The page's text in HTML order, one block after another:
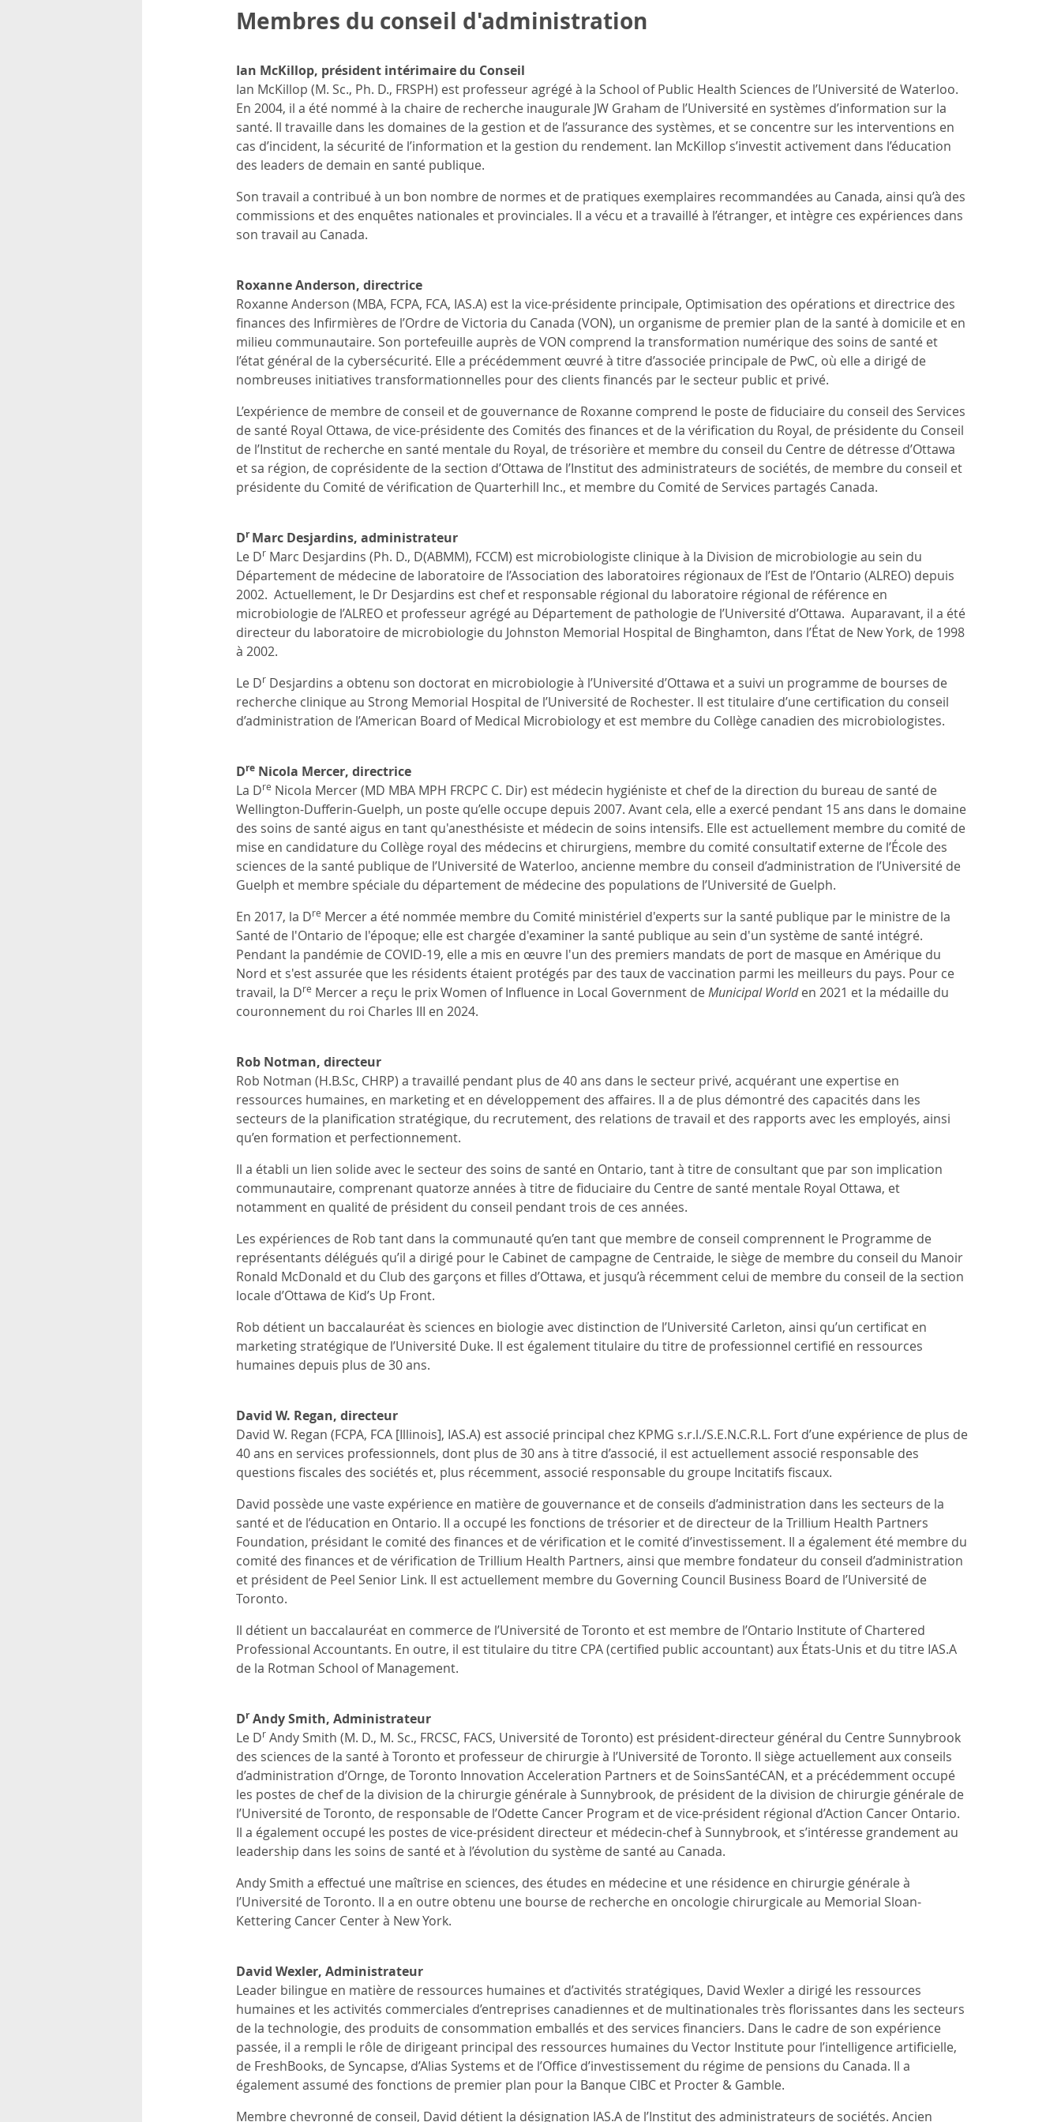
Membres du conseil d'administration
Ian McKillop, président intérimaire du Conseil
Ian McKillop (M. Sc., Ph. D., FRSPH) est professeur agrégé à la School of Public Health Sciences de l’Université de Waterloo.
En 2004, il a été nommé à la chaire de recherche inaugurale JW Graham de l’Université en systèmes d’information sur la
santé. Il travaille dans les domaines de la gestion et de l’assurance des systèmes, et se concentre sur les interventions en
cas d’incident, la sécurité de l’information et la gestion du rendement. Ian McKillop s’investit activement dans l’éducation
des leaders de demain en santé publique.
Son travail a contribué à un bon nombre de normes et de pratiques exemplaires recommandées au Canada, ainsi qu’à des
commissions et des enquêtes nationales et provinciales. Il a vécu et a travaillé à l’étranger, et intègre ces expériences dans
son travail au Canada.
Roxanne Anderson, directrice
Roxanne Anderson (MBA, FCPA, FCA, IAS.A) est la vice-présidente principale, Optimisation des opérations et directrice des
finances des Infirmières de l’Ordre de Victoria du Canada (VON), un organisme de premier plan de la santé à domicile et en
milieu communautaire. Son portefeuille auprès de VON comprend la transformation numérique des soins de santé et
l’état général de la cybersécurité. Elle a précédemment œuvré à titre d’associée principale de PwC, où elle a dirigé de
nombreuses initiatives transformationnelles pour des clients financés par le secteur public et privé.
L’expérience de membre de conseil et de gouvernance de Roxanne comprend le poste de fiduciaire du conseil des Services
de santé Royal Ottawa, de vice-présidente des Comités des finances et de la vérification du Royal, de présidente du Conseil
de l’Institut de recherche en santé mentale du Royal, de trésorière et membre du conseil du Centre de détresse d’Ottawa
et sa région, de coprésidente de la section d’Ottawa de l’Institut des administrateurs de sociétés, de membre du conseil et
présidente du Comité de vérification de Quarterhill Inc., et membre du Comité de Services partagés Canada.
DrMarc Desjardins, administrateur
Le DrMarc Desjardins (Ph. D., D(ABMM), FCCM) est microbiologiste clinique à la Division de microbiologie au sein du
Département de médecine de laboratoire de l’Association des laboratoires régionaux de l’Est de l’Ontario (ALREO) depuis
2002. Actuellement, le Dr Desjardins est chef et responsable régional du laboratoire régional de référence en
microbiologie de l’ALREO et professeur agrégé au Département de pathologie de l’Université d’Ottawa. Auparavant, il a été
directeur du laboratoire de microbiologie du Johnston Memorial Hospital de Binghamton, dans l’État de New York, de 1998
à 2002.
Le DrDesjardins a obtenu son doctorat en microbiologie à l’Université d’Ottawa et a suivi un programme de bourses de
recherche clinique au Strong Memorial Hospital de l’Université de Rochester. Il est titulaire d’une certification du conseil
d’administration de l’American Board of Medical Microbiology et est membre du Collège canadien des microbiologistes.
DreNicola Mercer, directrice
La Dre Nicola Mercer (MD MBA MPH FRCPC C. Dir) est médecin hygiéniste et chef de la direction du bureau de santé de
Wellington-Dufferin-Guelph, un poste qu’elle occupe depuis 2007. Avant cela, elle a exercé pendant 15 ans dans le domaine
des soins de santé aigus en tant qu'anesthésiste et médecin de soins intensifs. Elle est actuellement membre du comité de
mise en candidature du Collège royal des médecins et chirurgiens, membre du comité consultatif externe de l’École des
sciences de la santé publique de l’Université de Waterloo, ancienne membre du conseil d’administration de l’Université de
Guelph et membre spéciale du département de médecine des populations de l’Université de Guelph.
En 2017, la Dre Mercer a été nommée membre du Comité ministériel d'experts sur la santé publique par le ministre de la
Santé de l'Ontario de l'époque; elle est chargée d'examiner la santé publique au sein d'un système de santé intégré.
Pendant la pandémie de COVID-19, elle a mis en œuvre l'un des premiers mandats de port de masque en Amérique du
Nord et s'est assurée que les résidents étaient protégés par des taux de vaccination parmi les meilleurs du pays. Pour ce
travail, la Dre Mercer a reçu le prix Women of Influence in Local Government deMunicipal Worlden 2021 et la médaille du
couronnement du roi Charles III en 2024.
Rob Notman, directeur
Rob Notman (H.B.Sc, CHRP) a travaillé pendant plus de 40 ans dans le secteur privé, acquérant une expertise en
ressources humaines, en marketing et en développement des affaires. Il a de plus démontré des capacités dans les
secteurs de la planification stratégique, du recrutement, des relations de travail et des rapports avec les employés, ainsi
qu’en formation et perfectionnement.
Il a établi un lien solide avec le secteur des soins de santé en Ontario, tant à titre de consultant que par son implication
communautaire, comprenant quatorze années à titre de fiduciaire du Centre de santé mentale Royal Ottawa, et
notamment en qualité de président du conseil pendant trois de ces années.
Les expériences de Rob tant dans la communauté qu’en tant que membre de conseil comprennent le Programme de
représentants délégués qu’il a dirigé pour le Cabinet de campagne de Centraide, le siège de membre du conseil du Manoir
Ronald McDonald et du Club des garçons et filles d’Ottawa, et jusqu’à récemment celui de membre du conseil de la section
locale d’Ottawa de Kid’s Up Front.
Rob détient un baccalauréat ès sciences en biologie avec distinction de l’Université Carleton, ainsi qu’un certificat en
marketing stratégique de l’Université Duke. Il est également titulaire du titre de professionnel certifié en ressources
humaines depuis plus de 30 ans.
David W. Regan, directeur
David W. Regan (FCPA, FCA [Illinois], IAS.A) est associé principal chez KPMG s.r.l./S.E.N.C.R.L. Fort d’une expérience de plus de
40 ans en services professionnels, dont plus de 30 ans à titre d’associé, il est actuellement associé responsable des
questions fiscales des sociétés et, plus récemment, associé responsable du groupe Incitatifs fiscaux.
David possède une vaste expérience en matière de gouvernance et de conseils d’administration dans les secteurs de la
santé et de l’éducation en Ontario. Il a occupé les fonctions de trésorier et de directeur de la Trillium Health Partners
Foundation, présidant le comité des finances et de vérification et le comité d’investissement. Il a également été membre du
comité des finances et de vérification de Trillium Health Partners, ainsi que membre fondateur du conseil d’administration
et président de Peel Senior Link. Il est actuellement membre du Governing Council Business Board de l’Université de
Toronto.
Il détient un baccalauréat en commerce de l’Université de Toronto et est membre de l’Ontario Institute of Chartered
Professional Accountants. En outre, il est titulaire du titre CPA (certified public accountant) aux États-Unis et du titre IAS.A
de la Rotman School of Management.
DrAndy Smith, Administrateur
Le DrAndy Smith (M. D., M. Sc., FRCSC, FACS, Université de Toronto) est président-directeur général du Centre Sunnybrook
des sciences de la santé à Toronto et professeur de chirurgie à l’Université de Toronto. Il siège actuellement aux conseils
d’administration d’Ornge, de Toronto Innovation Acceleration Partners et de SoinsSantéCAN, et a précédemment occupé
les postes de chef de la division de la chirurgie générale à Sunnybrook, de président de la division de chirurgie générale de
l’Université de Toronto, de responsable de l’Odette Cancer Program et de vice-président régional d’Action Cancer Ontario.
Il a également occupé les postes de vice-président directeur et médecin-chef à Sunnybrook, et s’intéresse grandement au
leadership dans les soins de santé et à l’évolution du système de santé au Canada.
Andy Smith a effectué une maîtrise en sciences, des études en médecine et une résidence en chirurgie générale à
l’Université de Toronto. Il a en outre obtenu une bourse de recherche en oncologie chirurgicale au Memorial Sloan-
Kettering Cancer Center à New York.
David Wexler, Administrateur
Leader bilingue en matière de ressources humaines et d’activités stratégiques, David Wexler a dirigé les ressources
humaines et les activités commerciales d’entreprises canadiennes et de multinationales très florissantes dans les secteurs
de la technologie, des produits de consommation emballés et des services financiers. Dans le cadre de son expérience
passée, il a rempli le rôle de dirigeant principal des ressources humaines du Vector Institute pour l’intelligence artificielle,
de FreshBooks, de Syncapse, d’Alias Systems et de l’Office d’investissement du régime de pensions du Canada. Il a
également assumé des fonctions de premier plan pour la Banque CIBC et Procter & Gamble.
Membre chevronné de conseil, David détient la désignation IAS.A de l’Institut des administrateurs de sociétés. Ancien